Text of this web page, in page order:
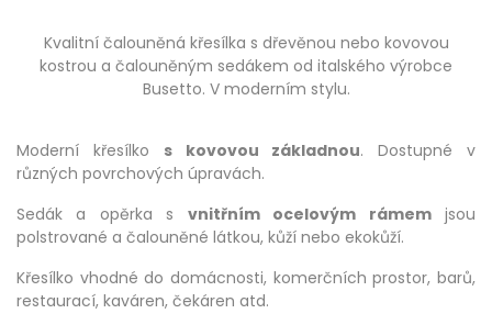
Kvalitní čalouněná křesílka s dřevěnou nebo kovovou
kostrou a čalouněným sedákem od italského výrobce
Busetto. V moderním stylu.
Moderní křesílko s kovovou základnou. Dostupné v
různých povrchových úpravách.
Sedák a opěrka s vnitřním ocelovým rámemjsou
polstrované a čalouněné látkou, kůží nebo ekokůží.
Křesílko vhodné do domácnosti, komerčních prostor, barů,
restaurací, kaváren, čekáren atd.